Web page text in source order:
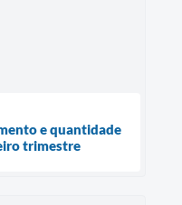
e quantidade
trimestre